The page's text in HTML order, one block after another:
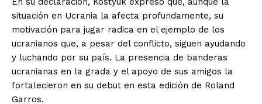
situación en Ucrania la afecta profundamente, su
motivación para jugar radica en el ejemplo de los
ucranianos que, a pesar del conflicto, siguen ayudando
y luchando por su país. La presencia de banderas
ucranianas en la grada y el apoyo de sus amigos la
fortalecieron en su debut en esta edición de Roland
Garros.